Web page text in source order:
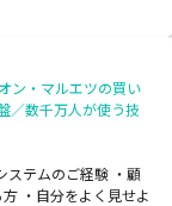
ン・マルエツの買い
／数千万人が使う技
ステムのご経験 ・顧
・自分をよく見せよ